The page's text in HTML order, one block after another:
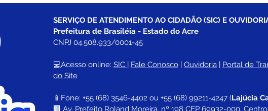
SERVIÇO DE ATENDIMENTO AO CIDADÃO (SIC) E
Prefeitura de Brasiléia - Estado do Acre
CNPJ 04.508.933/0001-45
💻Acesso online: SIC | Fale Conosco | Ouvidoria | Portal de
do Site
📱Fone: +55 (68) 3546-4402 ou +55 (68) 99211-4247 (Lajúcia
🏢 Av. Prefeito Roland Moreira, nº 198 CEP 69932-000,